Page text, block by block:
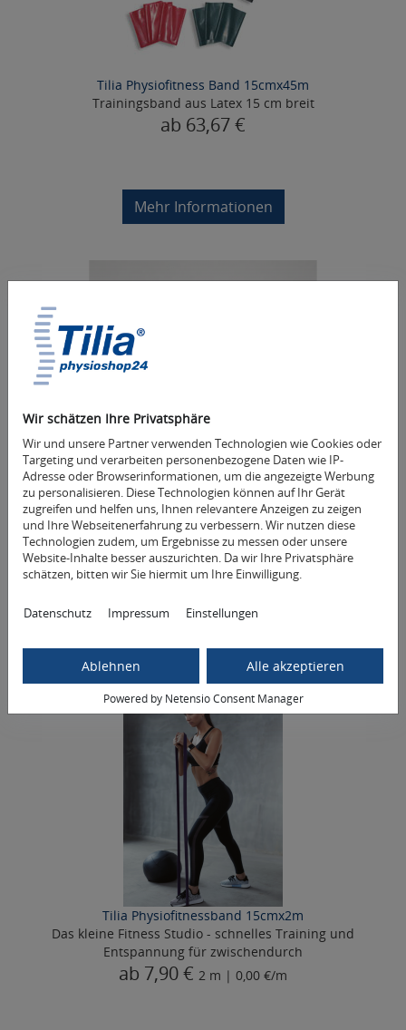
Wir schätzen Ihre Privatsphäre
Wir und unsere Partner verwenden Technologien wie Cookies oder
Targeting und verarbeiten personenbezogene Daten wie IP-
Adresse oder Browserinformationen, um die angezeigte Werbung
zu personalisieren. Diese Technologien können auf Ihr Gerät
zugreifen und helfen uns, Ihnen relevantere Anzeigen zu zeigen
und Ihre Webseitenerfahrung zu verbessern. Wir nutzen diese
Technologien zudem, um Ergebnisse zu messen oder unsere
Website-Inhalte besser auszurichten. Da wir Ihre Privatsphäre
schätzen, bitten wir Sie hiermit um Ihre Einwilligung.
Datenschutz Impressum Einstellungen
Ablehnen Alle akzeptieren
Powered by Netensio Consent Manager
Tilia Physiofitness Band 15cmx45m
Trainingsband aus Latex 15 cm breit
ab 63,67 €
Mehr Informationen
Tilia Physiofitnessband 15cmx10m
Das kleine Fitness Studio - schnelles Training und
Entspannung für zwischendurch
ab 22,50 €10 m | 0,00 €/m
Tilia Physiofitnessband 15cmx2m
Das kleine Fitness Studio - schnelles Training und
Entspannung für zwischendurch
ab 7,90 € 2 m | 0,00 €/m